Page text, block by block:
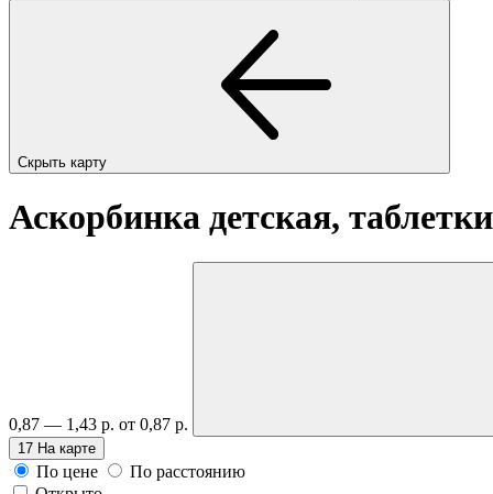
Скрыть карту
Аскорбинка детская, таблетки
0,87 — 1,43 р. от 0,87 р.
17 На карте
По цене
По расстоянию